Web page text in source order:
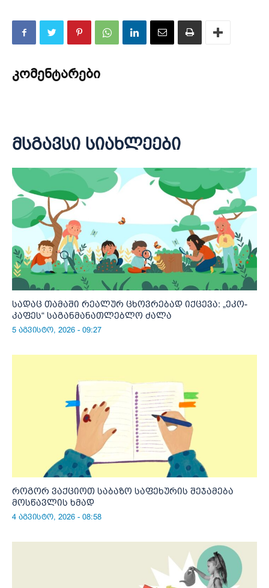
კომენტარები
მსგავსი სიახლეები
სადაც თამაში რეალურ ცხოვრებად იქცევა: „ეკო-
კაფეს“ საგანმანათლებლო ძალა
5 აგვისტო, 2026 - 09:27
როგორ ვაქციოთ საბაზო საფეხურის შეჯამება
მოსწავლის ხმად
4 აგვისტო, 2026 - 08:58